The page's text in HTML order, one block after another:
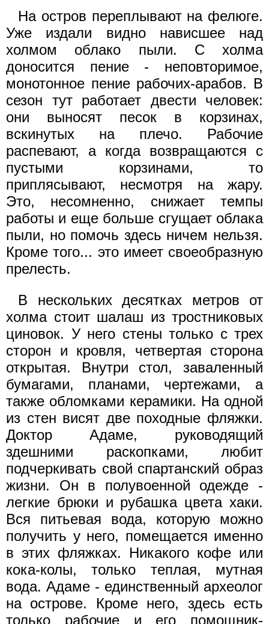
На остров переплывают на фелюге.
Уже издали видно нависшее над
холмом облако пыли. С холма
доносится пение - неповторимое,
монотонное пение рабочих-арабов. В
сезон тут работает двести человек:
они выносят песок в корзинах,
вскинутых на плечо. Рабочие
распевают, а когда возвращаются с
пустыми корзинами, то
приплясывают, несмотря на жару.
Это, несомненно, снижает темпы
работы и еще больше сгущает облака
пыли, но помочь здесь ничем нельзя.
Кроме того... это имеет своеобразную
прелесть.
В нескольких десятках метров от
холма стоит шалаш из тростниковых
циновок. У него стены только с трех
сторон и кровля, четвертая сторона
открытая. Внутри стол, заваленный
бумагами, планами, чертежами, а
также обломками керамики. На одной
из стен висят две походные фляжки.
Доктор Адаме, руководящий
здешними раскопками, любит
подчеркивать свой спартанский образ
жизни. Он в полувоенной одежде -
легкие брюки и рубашка цвета хаки.
Вся питьевая вода, которую можно
получить у него, помещается именно
в этих фляжках. Никакого кофе или
кока-колы, только теплая, мутная
вода. Адаме - единственный археолог
на острове. Кроме него, здесь есть
только рабочие и его помощник-